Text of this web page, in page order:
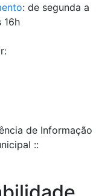
: de segunda a
16h
de Informação
::